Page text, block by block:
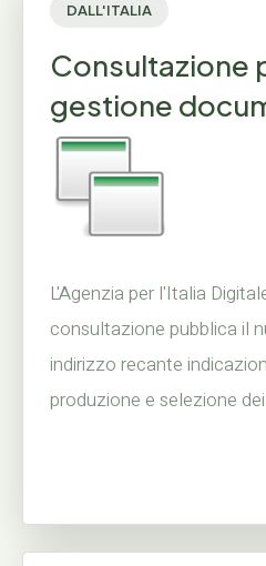
DALL'ITALIA
Consultazione
gestione
L'Agenzia per l'Italia
consultazione pubblica il
indirizzo recante
produzione e selezione